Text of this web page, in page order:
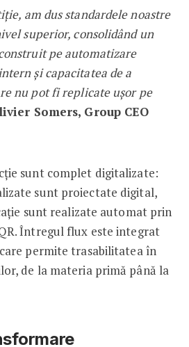
am dus standardele noastre
superior, consolidând un
pe automatizare
și capacitatea de a
nu pot fi replicate ușor pe
Somers, Group CEO
sunt complet digitalizate:
sunt proiectate digital,
sunt realizate automat prin
Întregul flux este integrat
permite trasabilitatea în
de la materia primă până la